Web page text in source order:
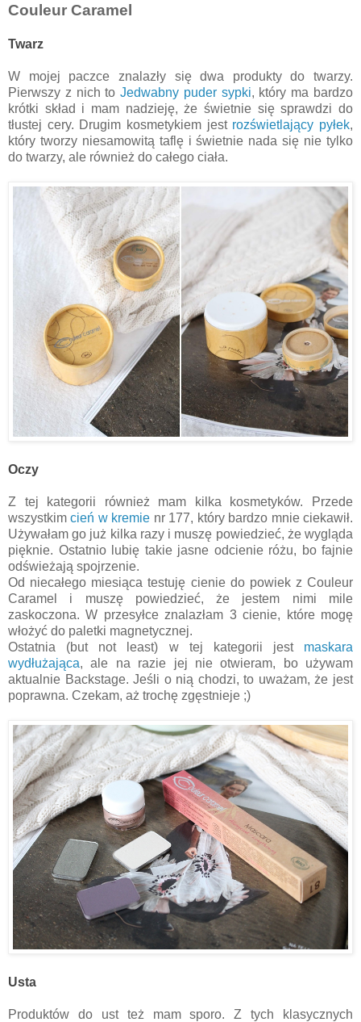
Couleur Caramel
Twarz
W mojej paczce znalazły się dwa produkty do twarzy.
Pierwszy z nich toJedwabny puder sypki, który ma bardzo
krótki skład i mam nadzieję, że świetnie się sprawdzi do
tłustej cery. Drugim kosmetykiem jest rozświetlający pyłek,
który tworzy niesamowitą taflę i świetnie nada się nie tylko
do twarzy, ale również do całego ciała.
Oczy
Z tej kategorii również mam kilka kosmetyków. Przede
wszystkimcień w kremie nr 177, który bardzo mnie ciekawił.
Używałam go już kilka razy i muszę powiedzieć, że wygląda
pięknie. Ostatnio lubię takie jasne odcienie różu, bo fajnie
odświeżają spojrzenie.
Od niecałego miesiąca testuję cienie do powiek z Couleur
Caramel i muszę powiedzieć, że jestem nimi mile
zaskoczona. W przesyłce znalazłam 3 cienie, które mogę
włożyć do paletki magnetycznej.
Ostatnia (but not least) w tej kategorii jest maskara
wydłużająca, ale na razie jej nie otwieram, bo używam
aktualnie Backstage. Jeśli o nią chodzi, to uważam, że jest
poprawna. Czekam, aż trochę zgęstnieje ;)
Usta
Produktów do ust też mam sporo. Z tych klasycznych